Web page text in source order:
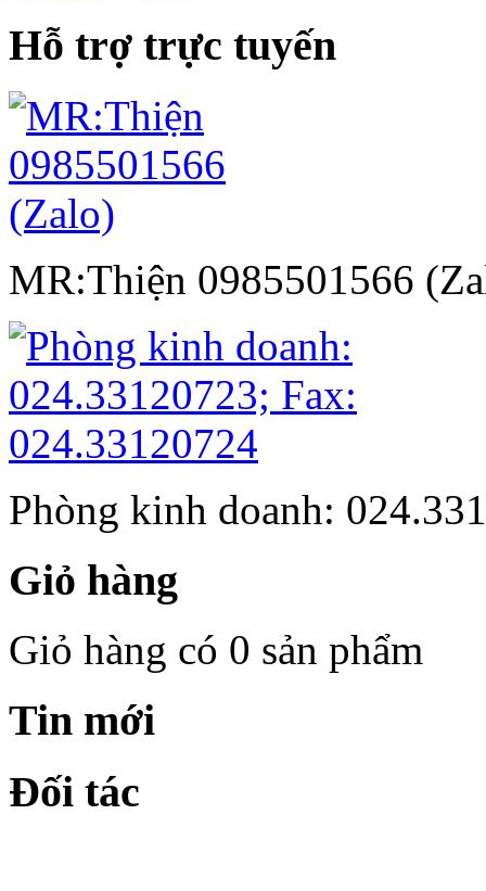
Hỗ trợ trực tuyến
MR:Thiện 0985501566
Phòng kinh doanh:
Giỏ hàng
Giỏ hàng có 0 sản phẩm
Tin mới
Đối tác